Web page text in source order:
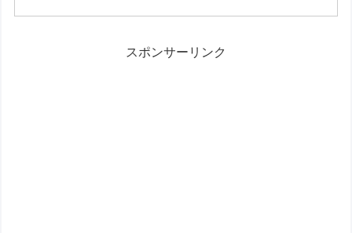
ぴったりのラインナップになっています。 どんなアイテムが揃って
シーンまで、一式を100均で揃えられるのが特徴です。 装...
スポンサーリンク